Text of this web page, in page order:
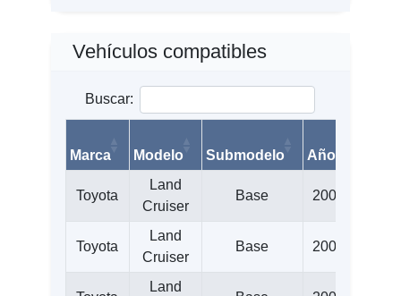
Vehículos compatibles
Buscar:
Marca Modelo Submodelo Año
Toyota
Land
Cruiser
Base 2006
Toyota
Land
Cruiser
Base 2006
Land